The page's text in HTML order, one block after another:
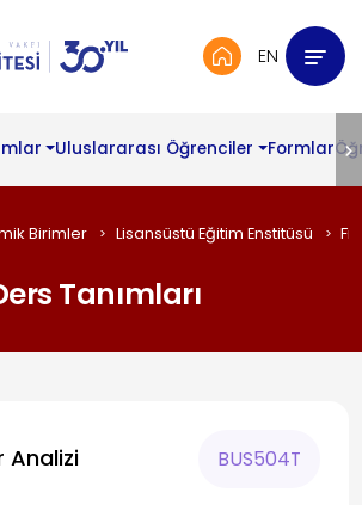
EN
Uluslararası Öğrenciler Formlar
Birimler Lisansüstü Eğitim Enstitüsü
Tanımları
Analizi BUS504T